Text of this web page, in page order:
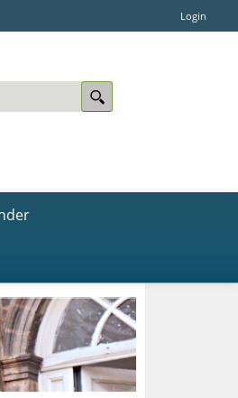
Login